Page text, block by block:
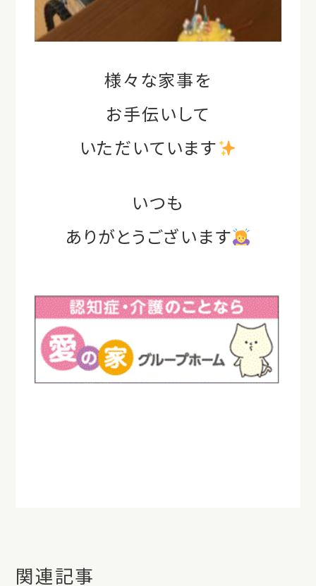
様々な家事を
お手伝いして
いただいています
いつも
ありがとうございます
関連記事